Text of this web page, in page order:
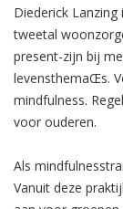
Diederick
tweetal
present-zijn bij
levensthemaŒs.
mindfulness.
voor ouderen.
Als
Vanuit deze